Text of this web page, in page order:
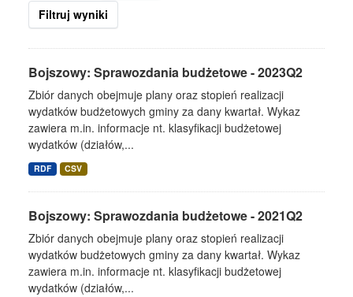
Filtruj wyniki
Bojszowy: Sprawozdania budżetowe - 2023Q2
Zbiór danych obejmuje plany oraz stopień realizacji
wydatków budżetowych gminy za dany kwartał. Wykaz
zawiera m.in. informacje nt. klasyfikacji budżetowej
wydatków (działów,...
RDF CSV
Bojszowy: Sprawozdania budżetowe - 2021Q2
Zbiór danych obejmuje plany oraz stopień realizacji
wydatków budżetowych gminy za dany kwartał. Wykaz
zawiera m.in. informacje nt. klasyfikacji budżetowej
wydatków (działów,...